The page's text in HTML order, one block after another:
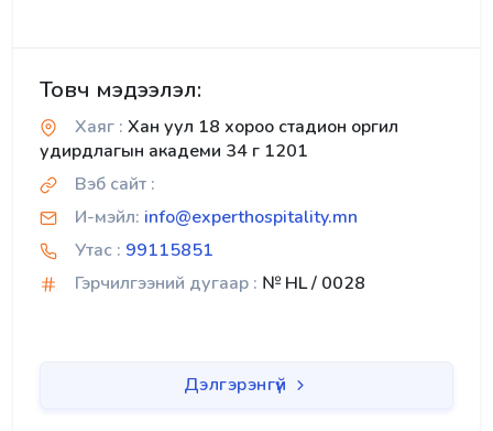
Товч мэдээлэл:
Хаяг : Хан уул 18 хороо стадион оргил
удирдлагын академи 34 г 1201
Вэб сайт :
И-мэйл: info@experthospitality.mn
Утас : 99115851
Гэрчилгээний дугаар : № HL / 0028
Дэлгэрэнгүй